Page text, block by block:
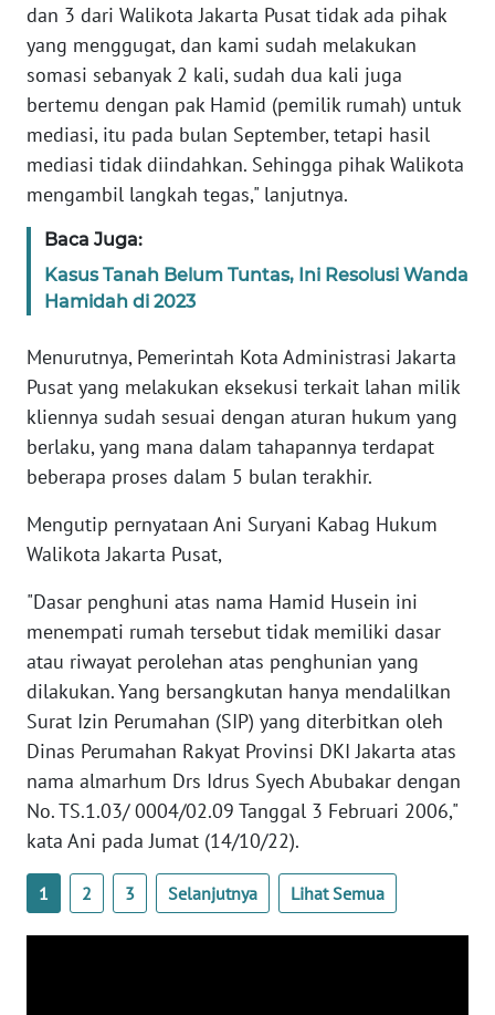
dan 3 dari Walikota Jakarta Pusat tidak ada pihak
yang menggugat, dan kami sudah melakukan
somasi sebanyak 2 kali, sudah dua kali juga
bertemu dengan pak Hamid (pemilik rumah) untuk
mediasi, itu pada bulan September, tetapi hasil
mediasi tidak diindahkan. Sehingga pihak Walikota
mengambil langkah tegas," lanjutnya.
Baca Juga:
Kasus Tanah Belum Tuntas, Ini Resolusi Wanda
Hamidah di 2023
Menurutnya, Pemerintah Kota Administrasi Jakarta
Pusat yang melakukan eksekusi terkait lahan milik
kliennya sudah sesuai dengan aturan hukum yang
berlaku, yang mana dalam tahapannya terdapat
beberapa proses dalam 5 bulan terakhir.
Mengutip pernyataan Ani Suryani Kabag Hukum
Walikota Jakarta Pusat,
"Dasar penghuni atas nama Hamid Husein ini
menempati rumah tersebut tidak memiliki dasar
atau riwayat perolehan atas penghunian yang
dilakukan. Yang bersangkutan hanya mendalilkan
Surat Izin Perumahan (SIP) yang diterbitkan oleh
Dinas Perumahan Rakyat Provinsi DKI Jakarta atas
nama almarhum Drs Idrus Syech Abubakar dengan
No. TS.1.03/ 0004/02.09 Tanggal 3 Februari 2006,"
kata Ani pada Jumat (14/10/22).
1 2 3 Selanjutnya Lihat Semua
PAPUA
RIAU
WN
SERAMBI
JAMBI
SULTRA
WN
NTB
SULTENG
SULBAR
WN
BABEL
WN
SUMBAR
WN
SUMSEL
WN
BENGKULU